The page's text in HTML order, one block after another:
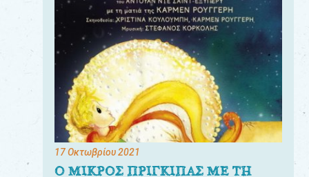
17 Οκτωβρίου 2021
Ο ΜΙΚΡΟΣ ΠΡΙΓΚΙΠΑΣ ΜΕ ΤΗ